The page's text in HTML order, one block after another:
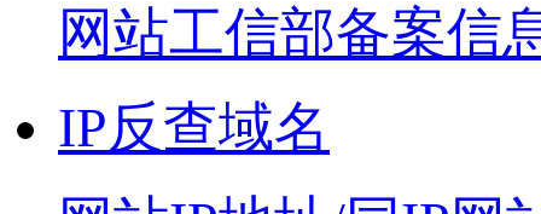
网站工信部备案信
IP反查域名